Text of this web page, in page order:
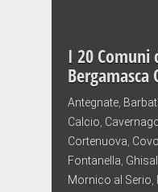
I 20 Comuni
Bergamasca
Antegnate,
Calcio,
Cortenuova, Covo
Fontanella,
Mornico al Serio,